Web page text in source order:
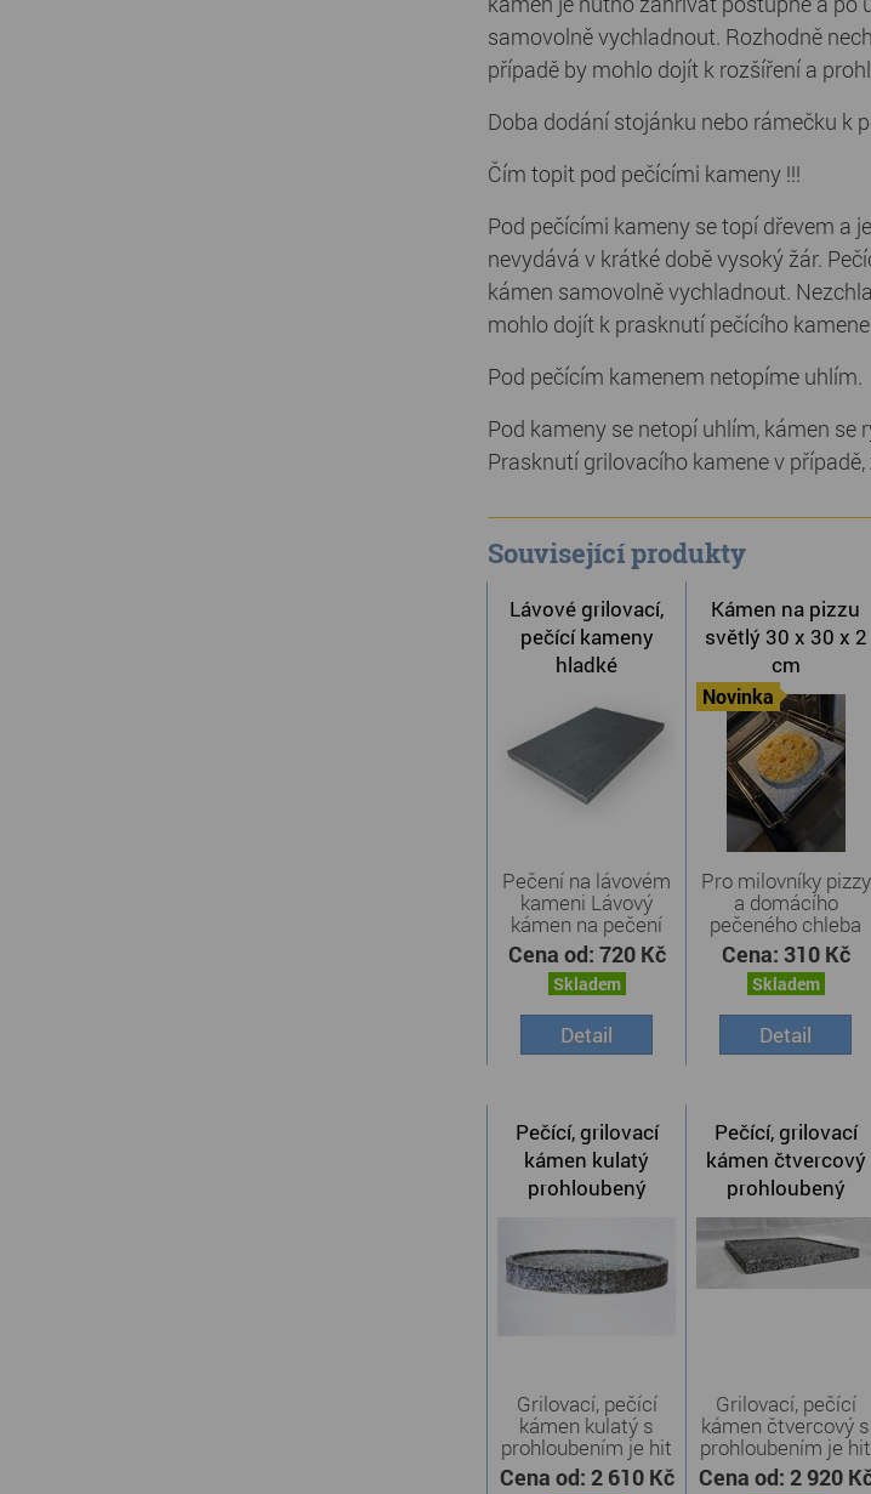
samovolně vychladnout. Rozhodně
případě by mohlo dojít k rozšíření a
Doba dodání stojánku nebo rámečku k
Čím topit pod pečícími kameny !!!
Pod pečícími kameny se topí dřevem a
nevydává v krátké době vysoký žár.
kámen samovolně vychladnout.
mohlo dojít k prasknutí pečícího
Pod pečícím kamenem netopíme uhlím.
Pod kameny se netopí uhlím, kámen
Prasknutí grilovacího kamene v
Související produkty
Lávové grilovací,
pečící kameny
hladké
Pečení na lávovém
kameni Lávový
kámen na pečení
vám ...
Cena od: 720 Kč
Skladem
Detail
Kámen na pizzu
světlý 30 x 30 x 2
cm
Novinka
Pro milovníky pizzy
a domácího
pečeného chleba
jsme do ...
Cena: 310 Kč
Skladem
Detail
Pečící, grilovací
kámen kulatý
prohloubený
Grilovací, pečící
kámen kulatý s
prohloubením je hit
...
Cena od: 2 610 Kč
Pečící, grilovací
kámen čtvercový
prohloubený
Grilovací, pečící
kámen čtvercový s
prohloubením je hit
...
Cena od: 2 920